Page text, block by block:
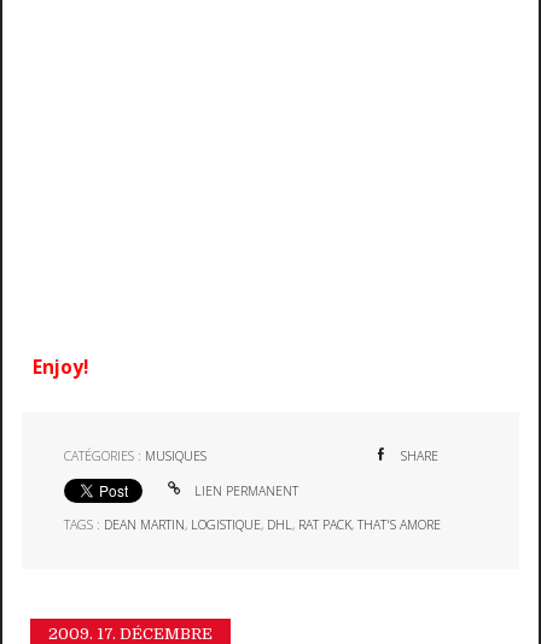
Enjoy!
CATÉGORIES : MUSIQUES SHARE
LIEN PERMANENT
TAGS : DEAN MARTIN, LOGISTIQUE, DHL, RAT PACK,THAT'S AMORE
2009. 17. DÉCEMBRE